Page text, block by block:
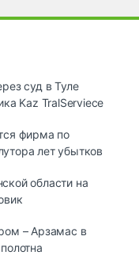
суд в Туле
Kaz TralServiece
фирма по
лет убытков
области на
– Арзамас в